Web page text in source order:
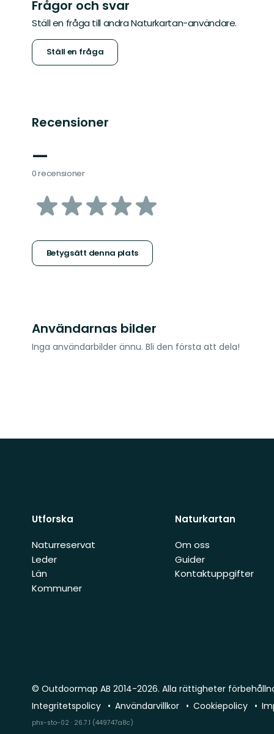
Frågor och svar
Ställ en fråga till andra Naturkartan-användare.
Ställ en fråga
Recensioner
—
0 recensioner
av
stjärnor
Betygsätt denna plats
Användarnas bilder
Inga användarbilder ännu. Bli den första att dela!
Utforska
Naturreservat
Leder
Län
Kommuner
Naturkartan
Om oss
Guider
Kontaktuppgifter
© Outdoormap AB 2014-2026. Alla rättigheter
Integritetspolicy
Användarvillkor Cookiepolicy
phx-sto-02 · 26.7.1 (449747a8c)